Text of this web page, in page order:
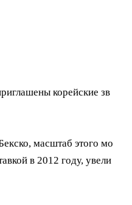
корейские зв
масштаб этого мо
в 2012 году, увели